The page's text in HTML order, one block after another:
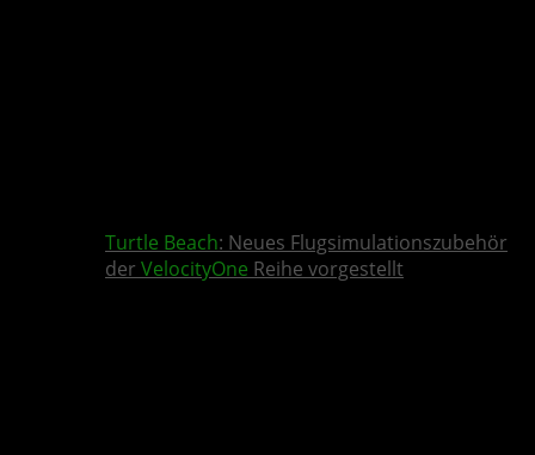
Turtle Beach: Neues Flugsimulationszubehör
der VelocityOne Reihe vorgestellt